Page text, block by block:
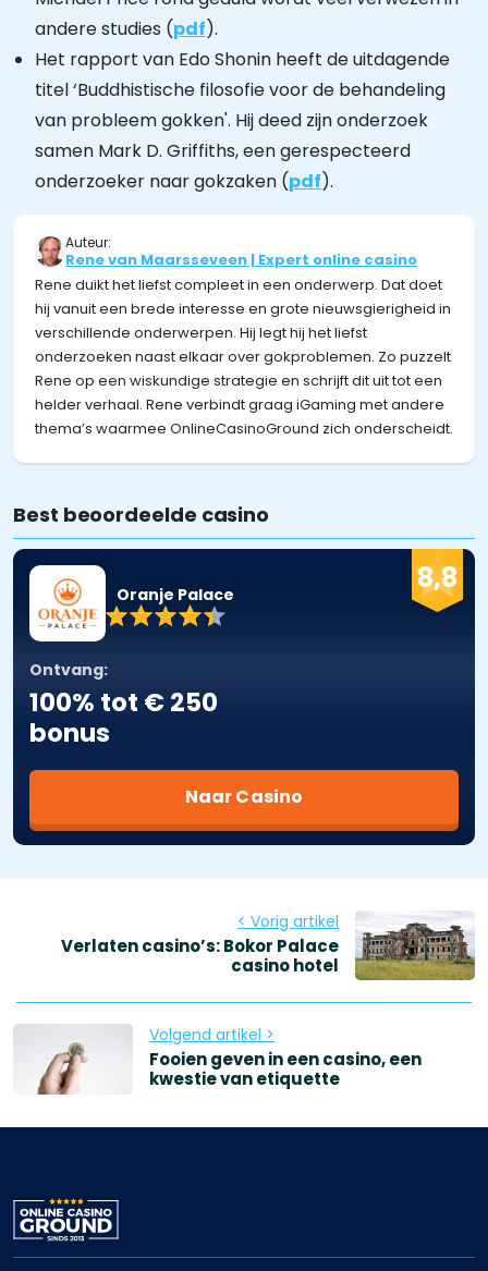
andere studies (pdf).
Het rapport van Edo Shonin heeft de uitdagende
titel ‘Buddhistische filosofie voor de behandeling
van probleem gokken'. Hij deed zijn onderzoek
samen Mark D. Griffiths, een gerespecteerd
onderzoeker naar gokzaken (pdf).
Auteur:
Rene van Maarsseveen | Expert online casino
Rene duikt het liefst compleet in een onderwerp. Dat doet
hij vanuit een brede interesse en grote nieuwsgierigheid in
verschillende onderwerpen. Hij legt hij het liefst
onderzoeken naast elkaar over gokproblemen. Zo puzzelt
Rene op een wiskundige strategie en schrijft dit uit tot een
helder verhaal. Rene verbindt graag iGaming met andere
thema’s waarmee OnlineCasinoGround zich onderscheidt.
Best beoordeelde casino
8,8
Oranje Palace
Ontvang:
100% tot € 250
bonus
Naar Casino
< Vorig artikel
Verlaten casino’s: Bokor Palace
casino hotel
Volgend artikel >
Fooien geven in een casino, een
kwestie van etiquette